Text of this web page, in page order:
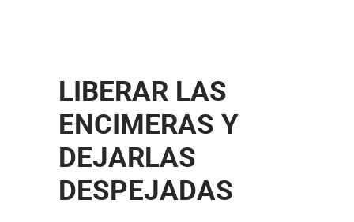
LIBERAR LAS
ENCIMERAS Y
DEJARLAS
DESPEJADAS